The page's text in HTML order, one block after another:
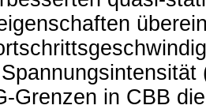
Grenzen in CBB